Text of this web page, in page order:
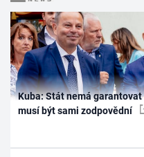
Kuba: Stát nemá
musí být sami zodpovědní